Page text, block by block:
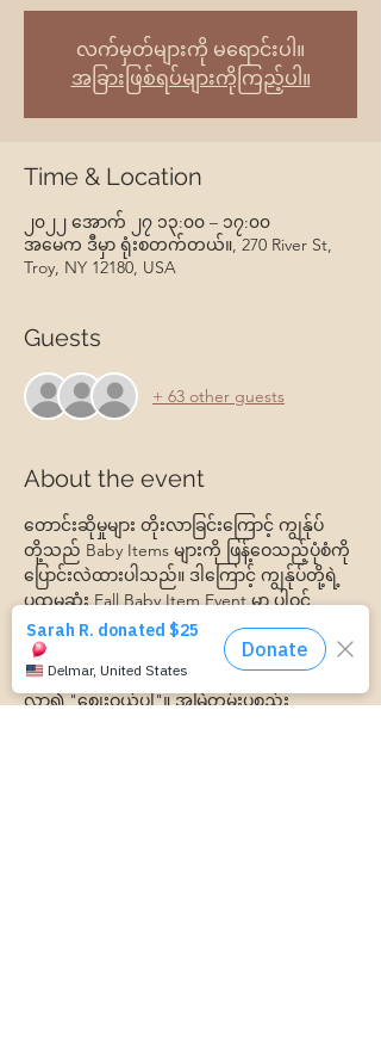
လက်မှတ်များကို မရောင်းပါ။
အခြားဖြစ်ရပ်များကိုကြည့်ပါ။
Time & Location
၂၀၂၂ အောက် ၂၇ ၁၃:၀၀ – ၁၇:၀၀
အမေက ဒီမှာ ရုံးစတက်တယ်။, 270 River St,
Troy, NY 12180, USA
Guests
+ 63 other guests
About the event
တောင်းဆိုမှုများ တိုးလာခြင်းကြောင့် ကျွန်ုပ်
တို့သည် Baby Items များကို ဖြန့်ဝေသည့်ပုံစံကို
ပြောင်းလဲထားပါသည်။ ဒါကြောင့် ကျွန်ုပ်တို့ရဲ့
ပထမဆုံး Fall Baby Item Event မှာ ပါဝင်
လိုက်ပါ။
ကလေးပစ္စည်းများကို သင်တောင်းဆိုပါက၊
ကျွန်ုပ်တို့တွင်ရှိသောအရာများကို ရုံးခန်းသို့
လာ၍ "စျေးဝယ်ပါ"။ အမြဲတမ်းပစ္စည်း